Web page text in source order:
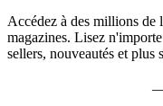
Accédez à des millions de
magazines. Lisez
sellers, nouveautés et plus